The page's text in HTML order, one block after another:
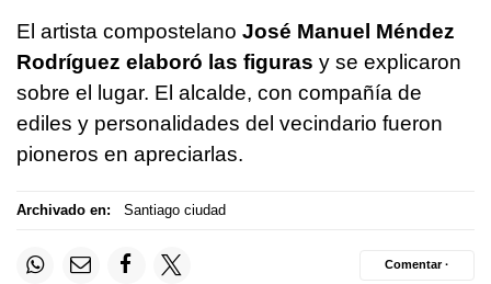
El artista compostelano José Manuel Méndez
Rodríguez elaboró las figuras y se explicaron
sobre el lugar. El alcalde, con compañía de
ediles y personalidades del vecindario fueron
pioneros en apreciarlas.
Archivado en: Santiago ciudad
Comentar ·